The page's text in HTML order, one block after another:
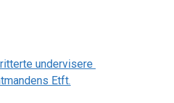
undervisere
Etft.